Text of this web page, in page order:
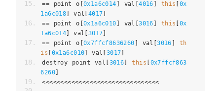
== point o 0x1a6c014 val [4016 this
0x
1a6c018
val 4017
== point o 0x1a6c010 val [3016 this
0x
1a6c014
val 3017
== point o 0x7ffcf8636260 val [3016
th
is
0x1a6c010 val 3017
destroy point val
3016 this
0x7ffcf863
6260
<<<<<<<<<<<<<<<<<<<<<<<<<<<<<<<<